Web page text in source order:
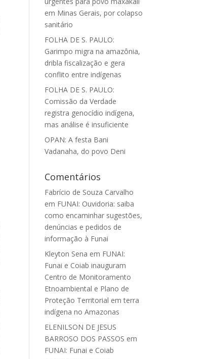
em Minas Gerais, por colapso
sanitário
FOLHA DE S. PAULO:
Garimpo migra na amazônia,
dribla fiscalização e gera
conflito entre indígenas
FOLHA DE S. PAULO:
Comissão da Verdade
registra genocídio indígena,
mas análise é insuficiente
OPAN: A festa Bani
Vadanaha, do povo Deni
Comentários
Fabrício de Souza Carvalho
em FUNAI: Ouvidoria: saiba
como encaminhar sugestões,
denúncias e pedidos de
informação à Funai
Kleyton Sena em FUNAI:
Funai e Coiab inauguram
Centro de Monitoramento
Etnoambiental e Plano de
Proteção Territorial em terra
indígena no Amazonas
ELENILSON DE JESUS
BARROSO DOS PASSOS em
FUNAI: Funai e Coiab